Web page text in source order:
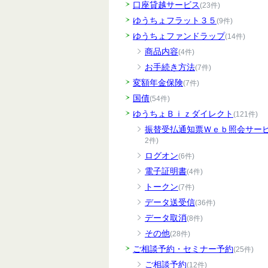
口座貸越サービス(23件)
ゆうちょフラット３５ (9件)
ゆうちょファンドラップ(14件)
商品内容(4件)
お手続き方法(7件)
変額年金保険(7件)
国債(54件)
ゆうちょＢｉｚダイレクト (121件)
振替受払通知票Ｗｅｂ照会サー
2件)
ログオン(6件)
電子証明書(4件)
トークン(7件)
データ送受信(36件)
データ取消(8件)
その他(28件)
ご相談予約・セミナー予約(25件)
ご相談予約(12件)